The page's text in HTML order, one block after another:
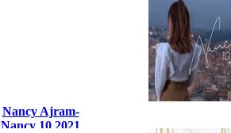
Nancy Ajram-
Nancy 10 2021